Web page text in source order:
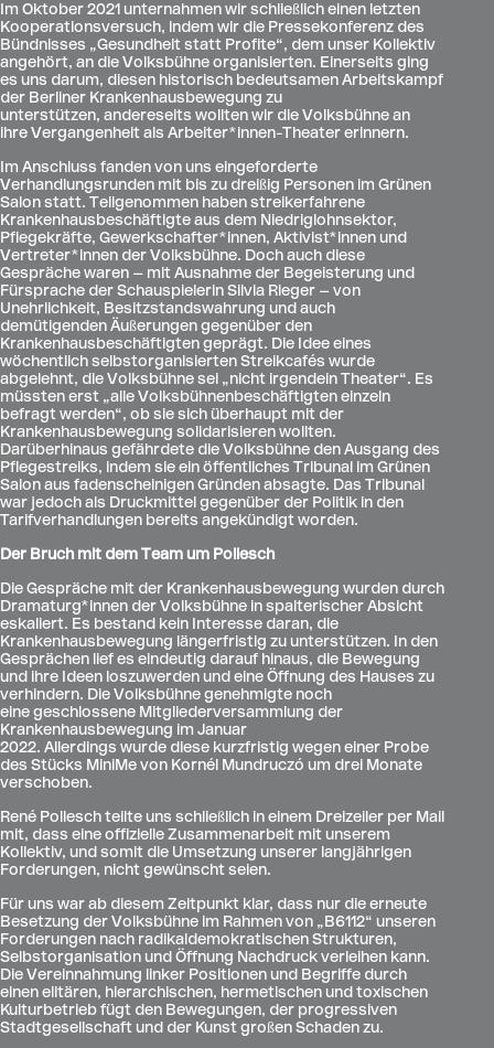
Im Oktober 2021 unternahmen wir schließlich einen letzten
Kooperationsversuch, indem wir die Pressekonferenz des
Bündnisses „Gesundheit statt Profite“, dem unser Kollektiv
angehört, an die Volksbühne organisierten. Einerseits ging
es uns darum, diesen historisch bedeutsamen Arbeitskampf
der Berliner Krankenhausbewegung zu
unterstützen, andereseits wollten wir die Volksbühne an
ihre Vergangenheit als Arbeiter*innen-Theater erinnern.
Im Anschluss fanden von uns eingeforderte
Verhandlungsrunden mit bis zu dreißig Personen im Grünen
Salon statt. Teilgenommen haben streikerfahrene
Krankenhausbeschäftigte aus dem Niedriglohnsektor,
Pflegekräfte, Gewerkschafter*innen, Aktivist*innen und
Vertreter*innen der Volksbühne. Doch auch diese
Gespräche waren – mit Ausnahme der Begeisterung und
Fürsprache der Schauspielerin Silvia Rieger – von
Unehrlichkeit, Besitzstandswahrung und auch
demütigenden Äußerungen gegenüber den
Krankenhausbeschäftigten geprägt. Die Idee eines
wöchentlich selbstorganisierten Streikcafés wurde
abgelehnt, die Volksbühne sei „nicht irgendein Theater“. Es
müssten erst „alle Volksbühnenbeschäftigten einzeln
befragt werden“, ob sie sich überhaupt mit der
Krankenhausbewegung solidarisieren wollten.
Darüberhinaus gefährdete die Volksbühne den Ausgang des
Pflegestreiks, indem sie ein öffentliches Tribunal im Grünen
Salon aus fadenscheinigen Gründen absagte. Das Tribunal
war jedoch als Druckmittel gegenüber der Politik in den
Tarifverhandlungen bereits angekündigt worden.
Der Bruch mit dem Team um Pollesch
Die Gespräche mit der Krankenhausbewegung wurden durch
Dramaturg*innen der Volksbühne in spalterischer Absicht
eskaliert. Es bestand kein Interesse daran, die
Krankenhausbewegung längerfristig zu unterstützen. In den
Gesprächen lief es eindeutig darauf hinaus, die Bewegung
und ihre Ideen loszuwerden und eine Öffnung des Hauses zu
verhindern. Die Volksbühne genehmigte noch
eine geschlossene Mitgliederversammlung der
Krankenhausbewegung im Januar
2022. Allerdings wurde diese kurzfristig wegen einer Probe
des Stücks MiniMe von Kornél Mundruczó um drei Monate
verschoben.
René Pollesch teilte uns schließlich in einem Dreizeiler per Mail
mit, dass eine offizielle Zusammenarbeit mit unserem
Kollektiv, und somit die Umsetzung unserer langjährigen
Forderungen, nicht gewünscht seien.
Für uns war ab diesem Zeitpunkt klar, dass nur die erneute
Besetzung der Volksbühne im Rahmen von „B6112“ unseren
Forderungen nach radikaldemokratischen Strukturen,
Selbstorganisation und Öffnung Nachdruck verleihen kann.
Die Vereinnahmung linker Positionen und Begriffe durch
einen elitären, hierarchischen, hermetischen und toxischen
Kulturbetrieb fügt den Bewegungen, der progressiven
Stadtgesellschaft und der Kunst großen Schaden zu.